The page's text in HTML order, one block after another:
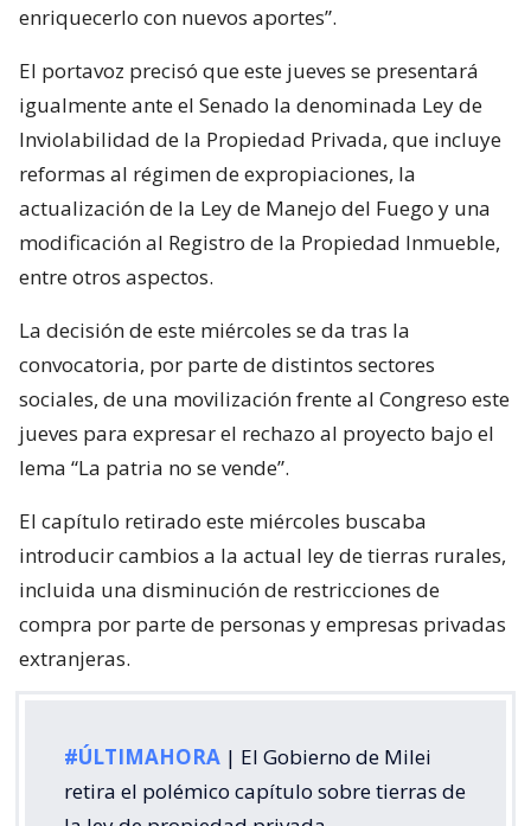
enriquecerlo con nuevos aportes”.
El portavoz precisó que este jueves se presentará
igualmente ante el Senado la denominada Ley de
Inviolabilidad de la Propiedad Privada, que incluye
reformas al régimen de expropiaciones, la
actualización de la Ley de Manejo del Fuego y una
modificación al Registro de la Propiedad Inmueble,
entre otros aspectos.
La decisión de este miércoles se da tras la
convocatoria, por parte de distintos sectores
sociales, de una movilización frente al Congreso este
jueves para expresar el rechazo al proyecto bajo el
lema “La patria no se vende”.
El capítulo retirado este miércoles buscaba
introducir cambios a la actual ley de tierras rurales,
incluida una disminución de restricciones de
compra por parte de personas y empresas privadas
extranjeras.
#ÚLTIMAHORA | El Gobierno de Milei
retira el polémico capítulo sobre tierras de